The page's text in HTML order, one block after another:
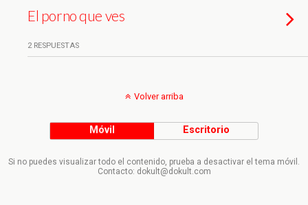
El porno que ves
2 RESPUESTAS
Volver arriba
Móvil Escritorio
Si no puedes visualizar todo el contenido, prueba a desactivar el tema móvil.
Contacto: dokult@dokult.com